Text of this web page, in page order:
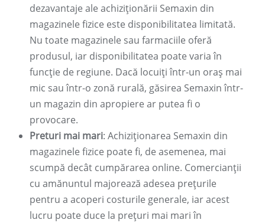
dezavantaje ale achiziționării Semaxin din
magazinele fizice este disponibilitatea limitată.
Nu toate magazinele sau farmaciile oferă
produsul, iar disponibilitatea poate varia în
funcție de regiune. Dacă locuiți într-un oraș mai
mic sau într-o zonă rurală, găsirea Semaxin într-
un magazin din apropiere ar putea fi o
provocare.
Preturi mai mari: Achiziționarea Semaxin din
magazinele fizice poate fi, de asemenea, mai
scumpă decât cumpărarea online. Comercianții
cu amănuntul majorează adesea prețurile
pentru a acoperi costurile generale, iar acest
lucru poate duce la prețuri mai mari în